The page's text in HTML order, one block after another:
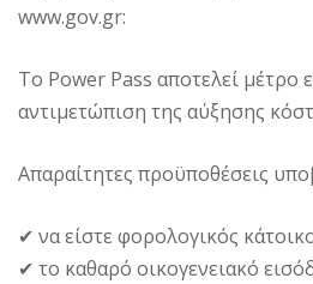
www.gov.gr:
Το Power Pass αποτελεί μέτρο
αντιμετώπιση της αύξησης
Απαραίτητες προϋποθέσεις
✔ να είστε φορολογικός
✔ το καθαρό οικογενειακό